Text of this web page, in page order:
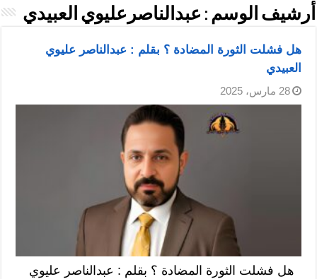
أرشيف الوسم : عبدالناصرعليوي العبيدي
هل فشلت الثورة المضادة ؟ بقلم : عبدالناصر عليوي
العبيدي
28 مارس، 2025
هل فشلت الثورة المضادة ؟ بقلم : عبدالناصر عليوي